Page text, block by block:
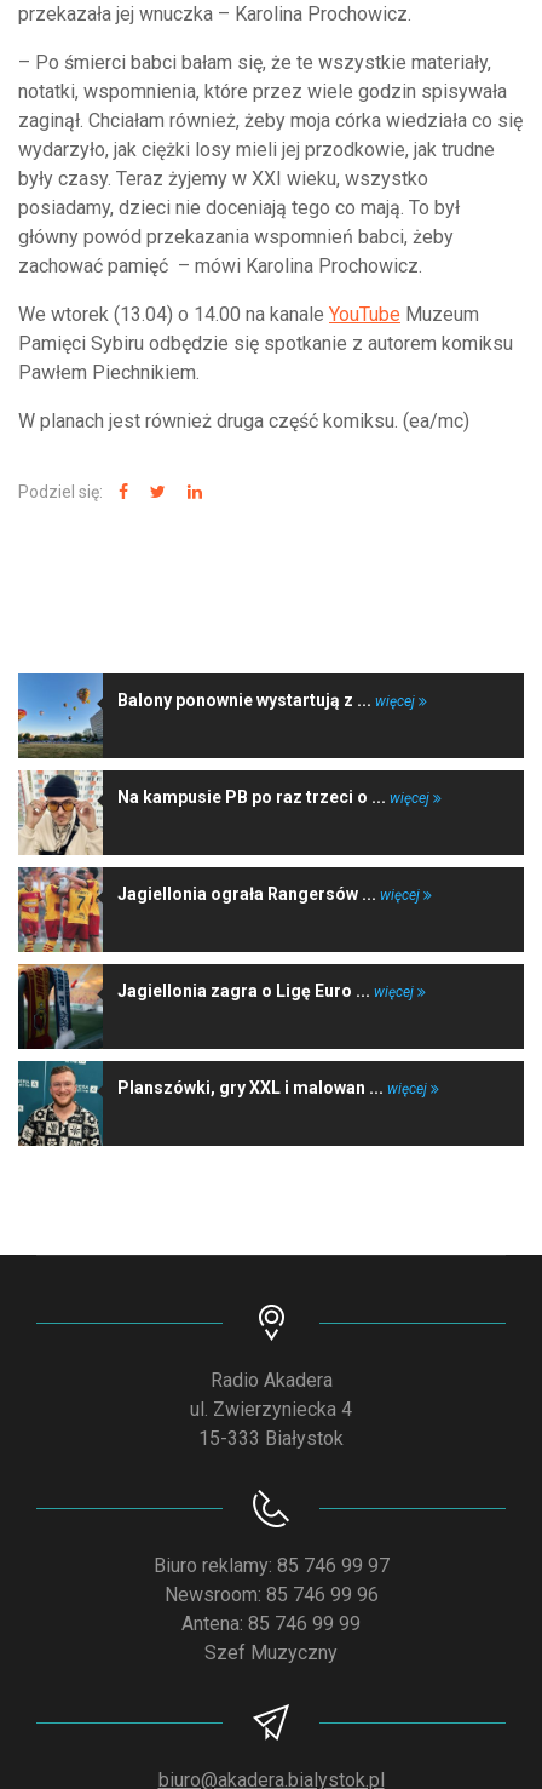
przekazała jej wnuczka – Karolina Prochowicz.
– Po śmierci babci bałam się, że te wszystkie materiały,
notatki, wspomnienia, które przez wiele godzin spisywała
zaginął. Chciałam również, żeby moja córka wiedziała co się
wydarzyło, jak ciężki losy mieli jej przodkowie, jak trudne
były czasy. Teraz żyjemy w XXI wieku, wszystko
posiadamy, dzieci nie doceniają tego co mają. To był
główny powód przekazania wspomnień babci, żeby
zachować pamięć – mówi Karolina Prochowicz.
We wtorek (13.04) o 14.00 na kanale YouTube Muzeum
Pamięci Sybiru odbędzie się spotkanie z autorem komiksu
Pawłem Piechnikiem.
W planach jest również druga część komiksu. (ea/mc)
Podziel się:
Balony ponownie wystartują z ... więcej
Na kampusie PB po raz trzeci o ... więcej
Jagiellonia ograła Rangersów ... więcej
Jagiellonia zagra o Ligę Euro ... więcej
Planszówki, gry XXL i malowan ... więcej
Radio Akadera
ul. Zwierzyniecka 4
15-333 Białystok
Biuro reklamy: 85 746 99 97
Newsroom: 85 746 99 96
Antena: 85 746 99 99
Szef Muzyczny
biuro@akadera.bialystok.pl